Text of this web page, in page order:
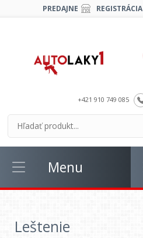
PREDAJNE REGISTRÁCIA
+421 910 749 085
Menu
Leštenie